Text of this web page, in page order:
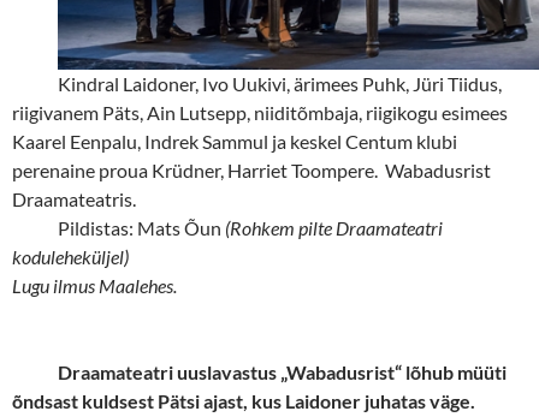
Kindral Laidoner, Ivo Uukivi, ärimees Puhk, Jüri Tiidus,
riigivanem Päts, Ain Lutsepp, niiditõmbaja, riigikogu esimees
Kaarel Eenpalu, Indrek Sammul ja keskel Centum klubi
perenaine proua Krüdner, Harriet Toompere. Wabadusrist
Draamateatris.
Pildistas: Mats Õun (Rohkem pilte Draamateatri
koduleheküljel)
Lugu ilmus Maalehes.
Draamateatri uuslavastus „Wabadusrist“ lõhub müüti
õndsast kuldsest Pätsi ajast, kus Laidoner juhatas väge.